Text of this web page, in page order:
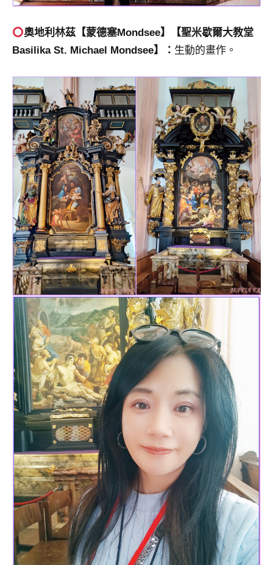
奧地利林茲【蒙德塞Mondsee】【聖米歇爾大教堂
Basilika St. Michael Mondsee】： 生動的畫作。